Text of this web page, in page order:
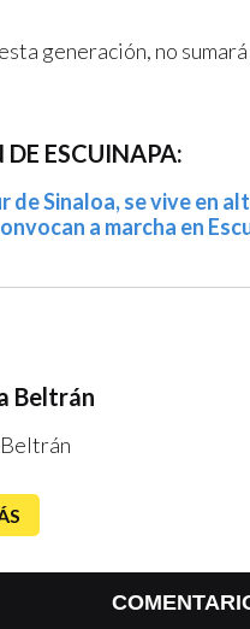
generación, no
ESCUINAPA:
de Sinaloa, se vive en
a marcha en
Beltrán